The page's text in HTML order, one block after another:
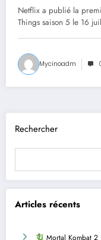
Netflix a publié la
Things saison 5 le 16
Mycinoadm
Rechercher
Articles récents
Mortal Kombat 2